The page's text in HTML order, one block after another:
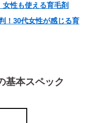
性も使える育毛剤
！30代女性が感じる育
基本スペック